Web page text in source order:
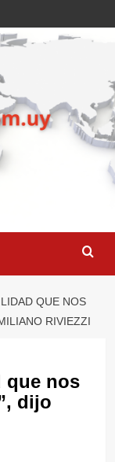
QUE NOS
RIVIEZZI
que nos
dijo